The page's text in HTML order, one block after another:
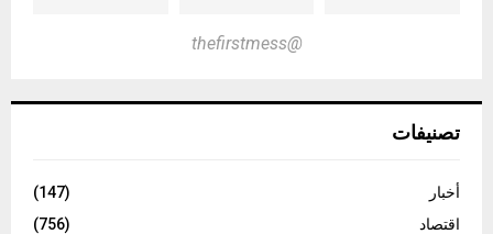
@thefirstmess
تصنيفات
أخبار
(147)
اقتصاد
(756)